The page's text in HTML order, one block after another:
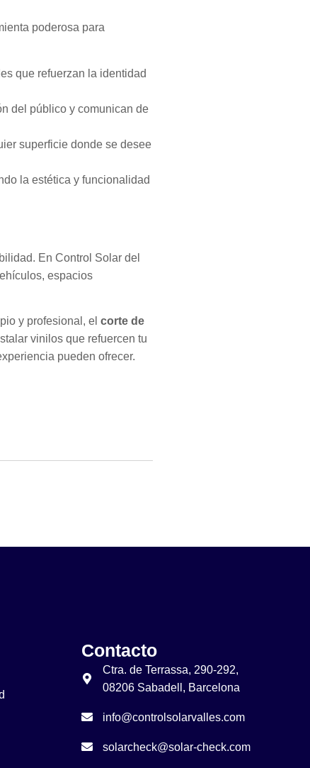
poderosa para
que refuerzan la identidad
del público y comunican de
superficie donde se desee
la estética y funcionalidad
En Control Solar del
espacios
y profesional, el corte de
vinilos que refuercen tu
pueden ofrecer.
Contacto
Ctra. de Terrassa, 290-292,
08206 Sabadell, Barcelona
info@controlsolarvalles.com
solarcheck@solar-check.com